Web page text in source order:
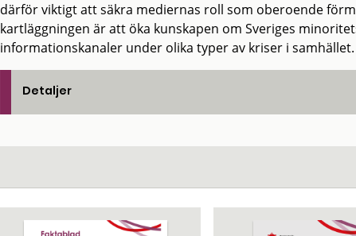
därför viktigt att säkra mediernas roll som oberoende
kartläggningen är att öka kunskapen om Sveriges
informationskanaler under olika typer av kriser i samhället.
Detaljer